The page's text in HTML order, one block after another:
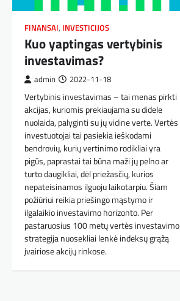
FINANSAI, INVESTICIJOS
Kuo yaptingas vertybinis
investavimas?
admin 2022-11-18
Vertybinis investavimas – tai menas pirkti
akcijas, kuriomis prekiaujama su didele
nuolaida, palyginti su jų vidine verte. Vertės
investuotojai tai pasiekia ieškodami
bendrovių, kurių vertinimo rodikliai yra
pigūs, paprastai tai būna maži jų pelno ar
turto daugikliai, dėl priežasčių, kurios
nepateisinamos ilguoju laikotarpiu. Šiam
požiūriui reikia priešingo mąstymo ir
ilgalaikio investavimo horizonto. Per
pastaruosius 100 metų vertės investavimo
strategija nuosekliai lenkė indeksų grąžą
įvairiose akcijų rinkose.